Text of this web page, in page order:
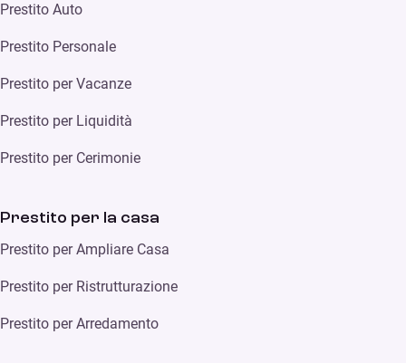
Prestito Auto
Prestito Personale
Prestito per Vacanze
Prestito per Liquidità
Prestito per Cerimonie
Prestito per la casa
Prestito per Ampliare Casa
Prestito per Ristrutturazione
Prestito per Arredamento